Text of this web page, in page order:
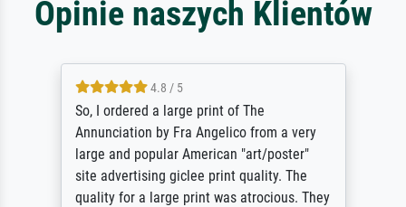
Opinie naszych Klientów
4.8 / 5
So, I ordered a large print of The
Annunciation by Fra Angelico from a very
large and popular American "art/poster"
site advertising giclee print quality. The
quality for a large print was atrocious. They